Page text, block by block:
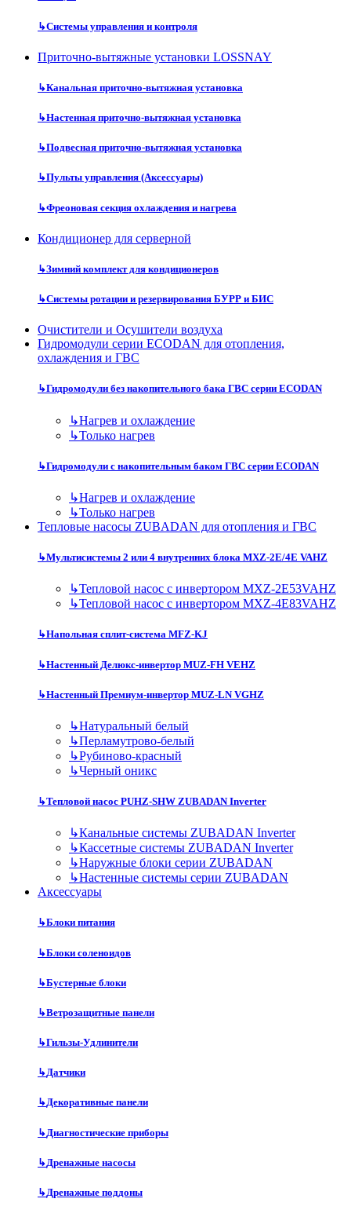
↳Системы управления и контроля
Приточно-вытяжные установки LOSSNAY
↳Канальная приточно-вытяжная установка
↳Настенная приточно-вытяжная установка
↳Подвесная приточно-вытяжная установка
↳Пульты управления (Аксессуары)
↳Фреоновая секция охлаждения и нагрева
Кондиционер для серверной
↳Зимний комплект для кондиционеров
↳Системы ротации и резервирования БУРР и БИС
Очистители и Осушители воздуха
Гидромодули серии ECODAN для отопления,
охлаждения и ГВС
↳Гидромодули без накопительного бака ГВС серии ECODAN
↳Нагрев и охлаждение
↳Только нагрев
↳Гидромодули с накопительным баком ГВС серии ECODAN
↳Нагрев и охлаждение
↳Только нагрев
Тепловые насосы ZUBADAN для отопления и ГВС
↳Мультисистемы 2 или 4 внутренних блока MXZ-2E/4E VAHZ
↳Тепловой насос с инвертором MXZ-2E53VAHZ
↳Тепловой насос с инвертором MXZ-4E83VAHZ
↳Напольная сплит-система MFZ-KJ
↳Настенный Делюкс-инвертор MUZ-FH VEHZ
↳Настенный Премиум-инвертор MUZ-LN VGHZ
↳Натуральный белый
↳Перламутрово-белый
↳Рубиново-красный
↳Черный оникс
↳Тепловой насос PUHZ-SHW ZUBADAN Inverter
↳Канальные системы ZUBADAN Inverter
↳Кассетные системы ZUBADAN Inverter
↳Наружные блоки серии ZUBADAN
↳Настенные системы серии ZUBADAN
Аксесcуары
↳Блоки питания
↳Блоки соленоидов
↳Бустерные блоки
↳Ветрозащитные панели
↳Гильзы-Удлинители
↳Датчики
↳Декоративные панели
↳Диагностические приборы
↳Дренажные насосы
↳Дренажные поддоны